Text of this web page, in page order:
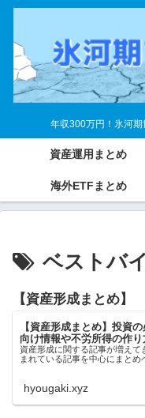
年収300万円！氷河
資産運用まとめ
海外ETFまとめ
ベストバ
【資産形成まとめ】
【資産形成まとめ】投資
向け情報や不労所得の作
資産形成に関する記事が増えて
まれている記事を中心にまとめ
hyougaki.xyz